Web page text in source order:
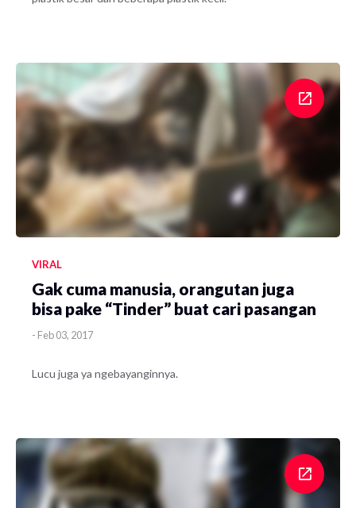
VIRAL
Gak cuma manusia, orangutan juga
bisa pake “Tinder” buat cari pasangan
- Feb 03, 2017
Lucu juga ya ngebayanginnya.